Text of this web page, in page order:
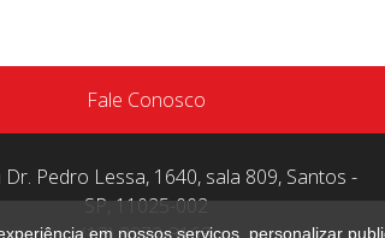
Fale Conosco
Dr. Pedro Lessa, 1640, sala 809, Santos -
SP, 11025-002
em nossos serviços, personalizar